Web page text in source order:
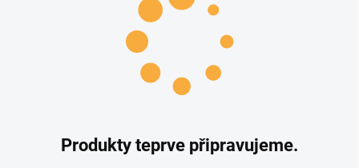
Produkty teprve připravujeme.